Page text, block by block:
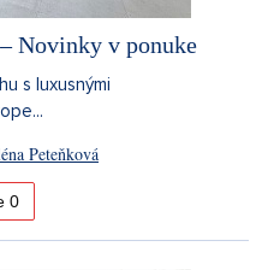
Novinky v ponuke
s luxusnými
Peteňková
0